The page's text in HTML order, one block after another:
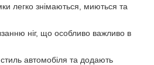
легко знімаються, миються та
ніг, що особливо важливо в
автомобіля та додають